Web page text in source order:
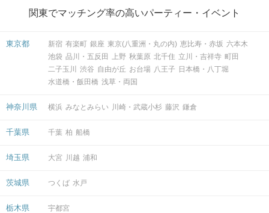
マッチングした方同士お話できるように
そのままお出かけされる方も多いです♪
アクセス
関東でマッチング率の高いパーティー・イベント
東京都 新宿 有楽町 銀座 東京(八重洲・丸の内) 恵比寿・赤坂 六本木
池袋 品川・五反田 上野 秋葉原 北千住 立川・吉祥寺 町田
二子玉川
渋谷 自由が丘 お台場 八王子 日本橋・八丁堀
水道橋・飯田橋 浅草・両国
神奈川県 横浜 みなとみらい 川崎・武蔵小杉 藤沢 鎌倉
千葉県 千葉 柏 船橋
埼玉県 大宮 川越 浦和
茨城県 つくば 水戸
栃木県 宇都宮